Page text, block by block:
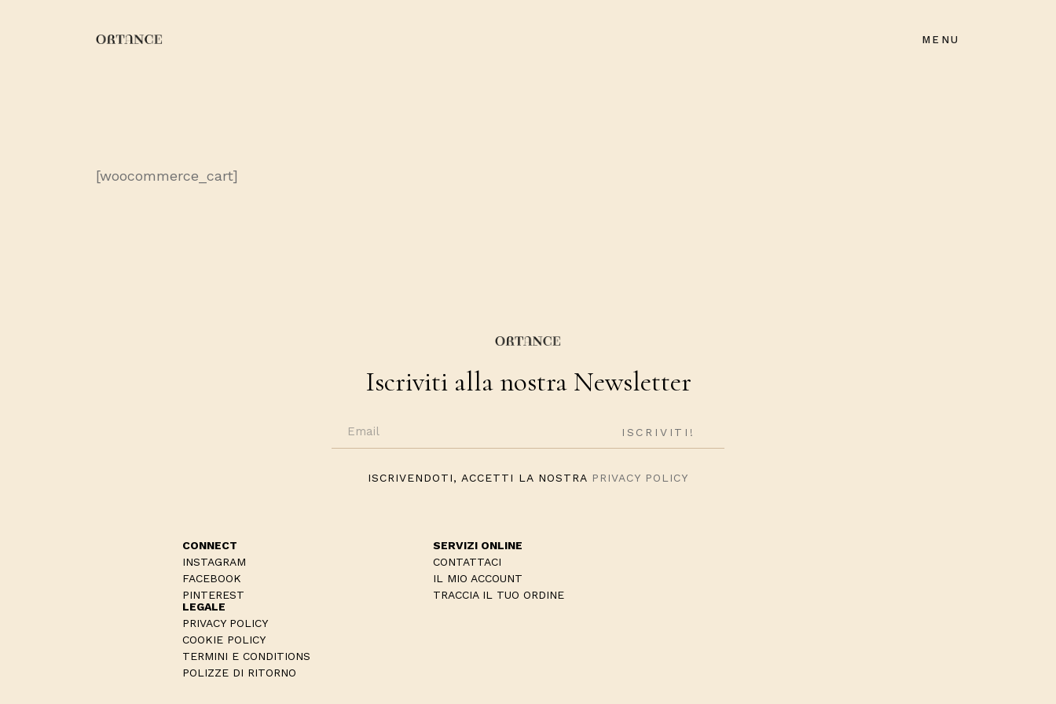
MENU
[woocommerce_cart]
Iscriviti alla nostra Newsletter
ISCRIVENDOTI, ACCETTI LA NOSTRA PRIVACY POLICY
CONNECT
INSTAGRAM
FACEBOOK
PINTEREST
SERVIZI ONLINE
CONTATTACI
IL MIO ACCOUNT
TRACCIA IL TUO ORDINE
LEGALE
PRIVACY POLICY
COOKIE POLICY
TERMINI E CONDITIONS
POLIZZE DI RITORNO